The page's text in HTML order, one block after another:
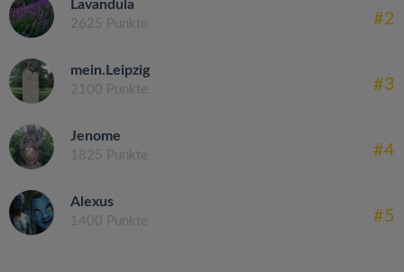
Lavandula
2625 Punkte #2
mein.Leipzig
2100 Punkte #3
Jenome
1825 Punkte #4
Alexus
1400 Punkte #5